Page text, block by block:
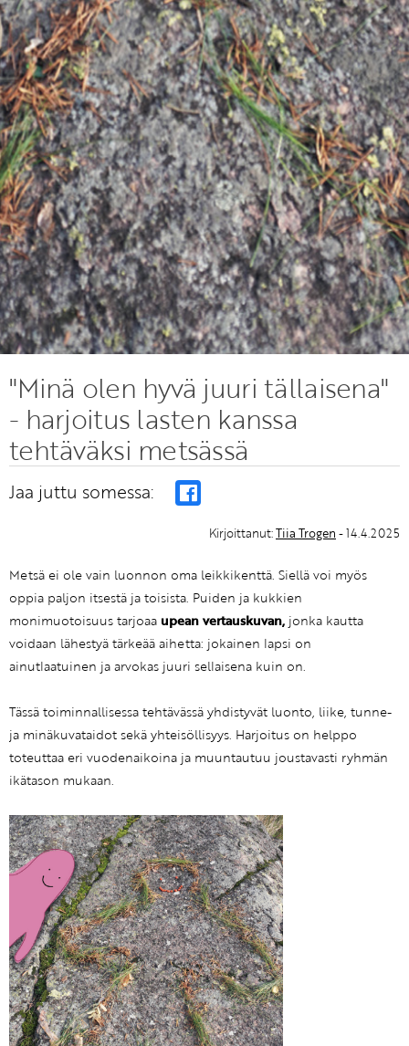
"Minä olen hyvä juuri tällaisena"
- harjoitus lasten kanssa
tehtäväksi metsässä
Jaa juttu somessa:
Kirjoittanut:Tiia Trogen - 14.4.2025
Metsä ei ole vain luonnon oma leikkikenttä. Siellä voi myös
oppia paljon itsestä ja toisista. Puiden ja kukkien
monimuotoisuus tarjoaa upean vertauskuvan, jonka kautta
voidaan lähestyä tärkeää aihetta: jokainen lapsi on
ainutlaatuinen ja arvokas juuri sellaisena kuin on.
Tässä toiminnallisessa tehtävässä yhdistyvät luonto, liike, tunne-
ja minäkuvataidot sekä yhteisöllisyys. Harjoitus on helppo
toteuttaa eri vuodenaikoina ja muuntautuu joustavasti ryhmän
ikätason mukaan.